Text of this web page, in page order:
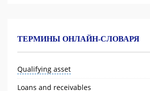
ТЕРМИНЫ ОНЛАЙН-СЛОВАРЯ
Qualifying asset
Loans and receivables